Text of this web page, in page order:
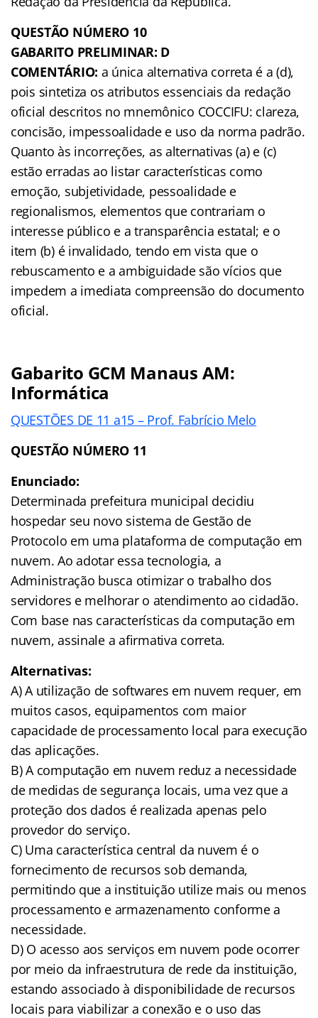
QUESTÃO NÚMERO 10
GABARITO PRELIMINAR: D
COMENTÁRIO: a única alternativa correta é a (d),
pois sintetiza os atributos essenciais da redação
oficial descritos no mnemônico COCCIFU: clareza,
concisão, impessoalidade e uso da norma padrão.
Quanto às incorreções, as alternativas (a) e (c)
estão erradas ao listar características como
emoção, subjetividade, pessoalidade e
regionalismos, elementos que contrariam o
interesse público e a transparência estatal; e o
item (b) é invalidado, tendo em vista que o
rebuscamento e a ambiguidade são vícios que
impedem a imediata compreensão do documento
oficial.
Gabarito GCM Manaus AM:
Informática
QUESTÕES DE 11 a15 – Prof. Fabrício Melo
QUESTÃO NÚMERO 11
Enunciado:
Determinada prefeitura municipal decidiu
hospedar seu novo sistema de Gestão de
Protocolo em uma plataforma de computação em
nuvem. Ao adotar essa tecnologia, a
Administração busca otimizar o trabalho dos
servidores e melhorar o atendimento ao cidadão.
Com base nas características da computação em
nuvem, assinale a afirmativa correta.
Alternativas:
A) A utilização de softwares em nuvem requer, em
muitos casos, equipamentos com maior
capacidade de processamento local para execução
das aplicações.
B) A computação em nuvem reduz a necessidade
de medidas de segurança locais, uma vez que a
proteção dos dados é realizada apenas pelo
provedor do serviço.
C) Uma característica central da nuvem é o
fornecimento de recursos sob demanda,
permitindo que a instituição utilize mais ou menos
processamento e armazenamento conforme a
necessidade.
D) O acesso aos serviços em nuvem pode ocorrer
por meio da infraestrutura de rede da instituição,
estando associado à disponibilidade de recursos
locais para viabilizar a conexão e o uso das